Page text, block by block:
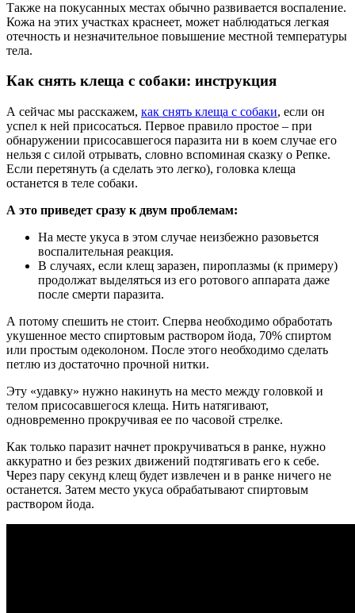
Также на покусанных местах обычно развивается воспаление.
Кожа на этих участках краснеет, может наблюдаться легкая
отечность и незначительное повышение местной температуры
тела.
Как снять клеща с собаки: инструкция
А сейчас мы расскажем, как снять клеща с собаки, если он
успел к ней присосаться. Первое правило простое – при
обнаружении присосавшегося паразита ни в коем случае его
нельзя с силой отрывать, словно вспоминая сказку о Репке.
Если перетянуть (а сделать это легко), головка клеща
останется в теле собаки.
А это приведет сразу к двум проблемам:
На месте укуса в этом случае неизбежно разовьется
воспалительная реакция.
В случаях, если клещ заразен, пироплазмы (к примеру)
продолжат выделяться из его ротового аппарата даже
после смерти паразита.
А потому спешить не стоит. Сперва необходимо обработать
укушенное место спиртовым раствором йода, 70% спиртом
или простым одеколоном. После этого необходимо сделать
петлю из достаточно прочной нитки.
Эту «удавку» нужно накинуть на место между головкой и
телом присосавшегося клеща. Нить натягивают,
одновременно прокручивая ее по часовой стрелке.
Как только паразит начнет прокручиваться в ранке, нужно
аккуратно и без резких движений подтягивать его к себе.
Через пару секунд клещ будет извлечен и в ранке ничего не
останется. Затем место укуса обрабатывают спиртовым
раствором йода.